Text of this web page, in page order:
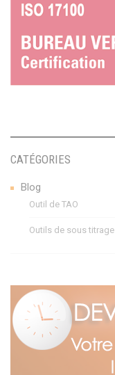
CATÉGORIES
Blog
Outil de TAO
Outils de sous titrage